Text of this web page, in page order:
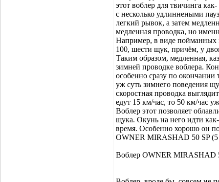
этот воблер для твичинга
с несколько удлиннеными
легкий рывок, а затем
медленная проводка, но
Например, в виде пойманных
100, шести щук, причём, у
Таким образом, медленная,
зимней проводке воблера.
особенно сразу по окончании
уж суть зимнего поведения
скоростная проводка
едут 15 км/час, то 50 км/час
Воблер этот позволяет
щука. Окунь на него идти как-
время. Особенно хорошо он
OWNER MIRASHAD 50 SP
Воблер OWNER MIRASHAD